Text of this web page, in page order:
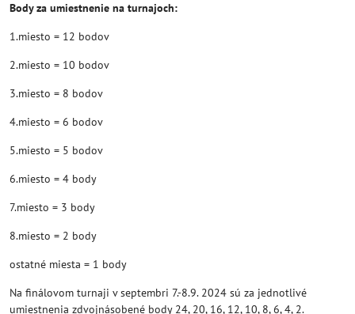
Body za umiestnenie na turnajoch:
1.miesto = 12 bodov
2.miesto = 10 bodov
3.miesto = 8 bodov
4.miesto = 6 bodov
5.miesto = 5 bodov
6.miesto = 4 body
7.miesto = 3 body
8.miesto = 2 body
ostatné miesta = 1 body
Na finálovom turnaji v septembri 7.-8.9. 2024 sú za jednotlivé
umiestnenia zdvojnásobené body 24, 20, 16, 12, 10, 8, 6, 4, 2.